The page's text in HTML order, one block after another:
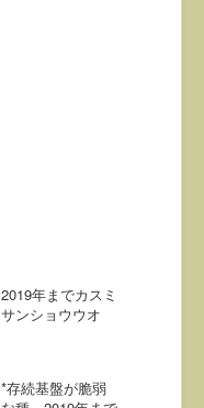
2019年までカスミ
サンショウウオ
*存続基盤が脆弱